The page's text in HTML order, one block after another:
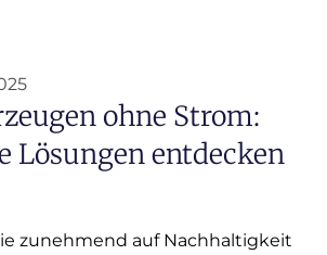
ohne Strom:
Lösungen entdecken
zunehmend auf Nachhaltigkeit